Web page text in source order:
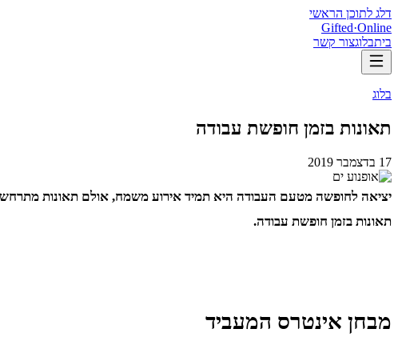
דלג לתוכן הראשי
Gifted·Online
ביתבלוגצור קשר
בלוג
תאונות בזמן חופשת עבודה
17 בדצמבר 2019
יציאה לחופשה מטעם העבודה היא תמיד אירוע משמח, אולם תאונות
תאונות בזמן חופשת עבודה.
מבחן אינטרס המעביד